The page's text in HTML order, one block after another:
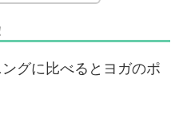
グに比べるとヨガのポ